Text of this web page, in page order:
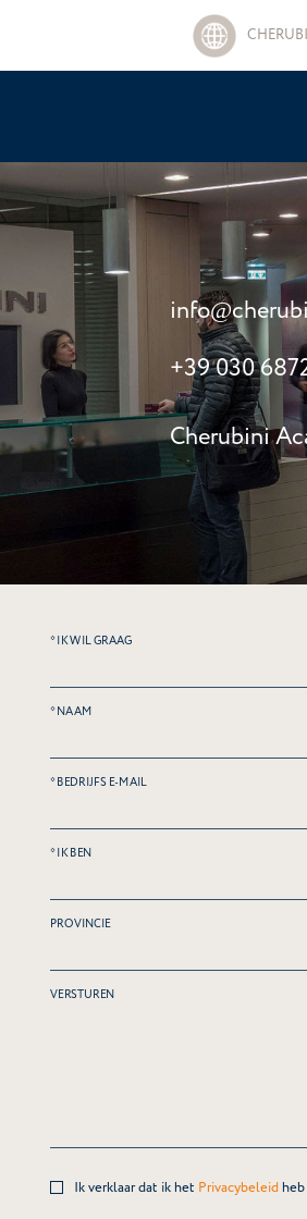
info@
+39 030
Cherubini
* IK WIL GRAAG
* NAAM
* BEDRIJFS E-MAIL
* IK BEN
PROVINCIE
VERSTUREN
Ik verklaar dat ik het Privacybeleid